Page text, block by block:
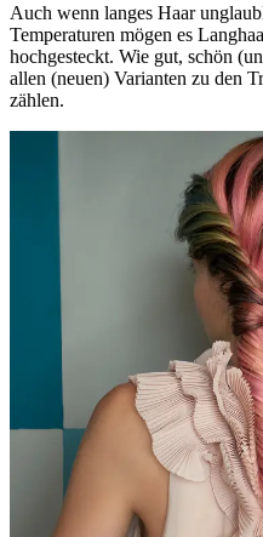
Auch wenn langes Haar
Temperaturen mögen es
hochgesteckt. Wie gut, schön
allen (neuen) Varianten zu den
zählen.